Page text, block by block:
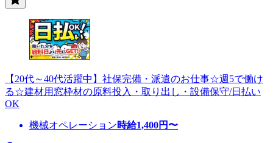
【20代～40代活躍中】社保完備・派遣のお仕事☆週5で働け
る☆建材用窓枠材の原料投入・取り出し・設備保守/日払い
OK
機械オペレーション時給1,400円〜